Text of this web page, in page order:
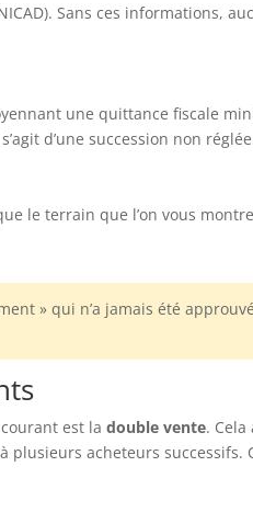
Sans ces informations,
une quittance fiscale
d’une succession non
le terrain que l’on vous
» qui n’a jamais été
courant est ladouble vente. Cela
acheteurs successifs.